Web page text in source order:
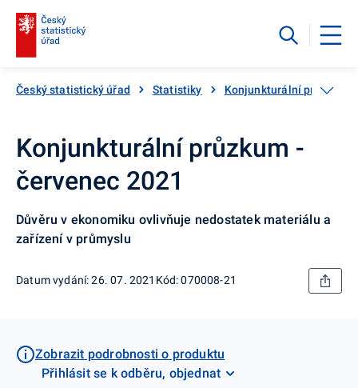
Český statistický úřad Statistiky Konjunkturální průzkumy
Konjunkturální průzkum -
červenec 2021
Důvěru v ekonomiku ovlivňuje nedostatek materiálu a
zařízení v průmyslu
Datum vydání: 26. 07. 2021 Kód: 070008-21
Zobrazit podrobnosti o produktu
Přihlásit se k odběru, objednat